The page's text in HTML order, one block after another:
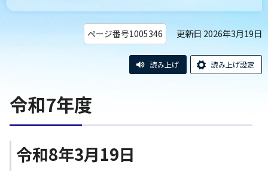
ページ番号1005346 更新日 2026年3月19日
読み上げ 読み上げ設定
令和7年度
令和8年3月19日